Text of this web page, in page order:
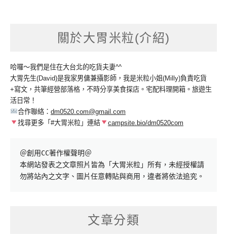
關於大胃米粒(介紹)
哈囉～我們是住在大台北的吃貨夫妻^^
大胃先生(David)是我家男傭兼攝影師，我是米粒小姐(Milly)負責吃貨
+寫文，共筆經營部落格，不時分享美食探店。宅配料理開箱。旅遊生
活日常！
合作聯絡： dm0520.com@gmail.com
找尋更多「#大胃米粒」連結
campsite.bio/dm0520com
＠創用CC著作權聲明＠
本網站發表之文章照片皆為「大胃米粒」所有，未經授權請
勿將站內之文字、圖片任意轉貼與商用，違者將依法追究。
文章分類